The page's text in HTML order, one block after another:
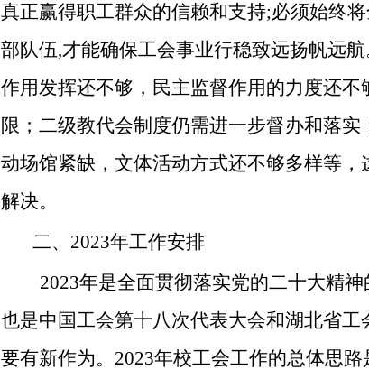
真正赢得职工群众的信赖和支持;必须始终
部队伍,才能确保工会事业行稳致远扬帆远
作用发挥还不够，民主监督作用的力度还
限；二级教代会制度仍需进一步督办和落
动场馆紧缺，文体活动方式还不够多样等
解决。
二、 2023年工作安排
2023年是全面贯彻落实党的二十大精
也是中国工会第十八次代表大会和湖北省
要有新作为。2023年校工会工作的总体思